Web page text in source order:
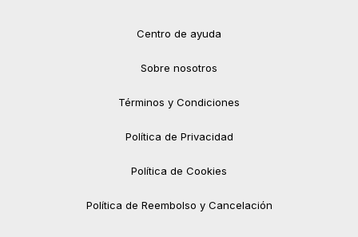
Centro de ayuda
Sobre nosotros
Términos y Condiciones
Política de Privacidad
Política de Cookies
Política de Reembolso y Cancelación